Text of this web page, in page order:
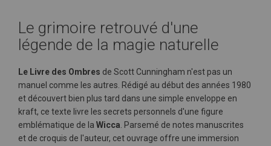
Le grimoire retrouvé d'une
légende de la magie naturelle
Le Livre des Ombres de Scott Cunningham n'est pas un
manuel comme les autres. Rédigé au début des années 1980
et découvert bien plus tard dans une simple enveloppe en
kraft, ce texte livre les secrets personnels d'une figure
emblématique de la Wicca . Parsemé de notes manuscrites
et de croquis de l'auteur, cet ouvrage offre une immersion